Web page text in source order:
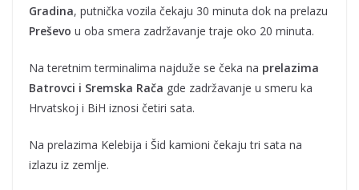
Gradina, putnička vozila čekaju 30 minuta dok na prelazu
Preševo u oba smera zadržavanje traje oko 20 minuta.
Na teretnim terminalima najduže se čeka na prelazima
Batrovci i Sremska Rača gde zadržavanje u smeru ka
Hrvatskoj i BiH iznosi četiri sata.
Na prelazima Kelebija i Šid kamioni čekaju tri sata na
izlazu iz zemlje.